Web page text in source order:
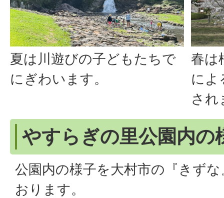
夏は川遊びの子どもたちで
にぎわいます。
春は
によ
され
やすらぎの里公園内の
公園内の様子を大村市の『きず
おります。